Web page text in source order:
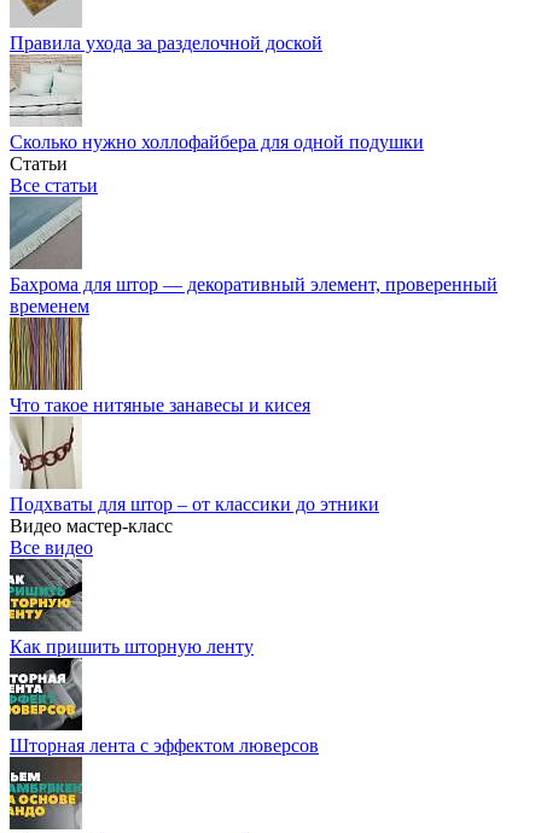
Правила ухода за разделочной доской
Сколько нужно холлофайбера для одной подушки
Статьи
Все статьи
Бахрома для штор — декоративный элемент, проверенный
временем
Что такое нитяные занавесы и кисея
Подхваты для штор – от классики до этники
Видео мастер-класс
Все видео
Как пришить шторную ленту
Шторная лента с эффектом люверсов